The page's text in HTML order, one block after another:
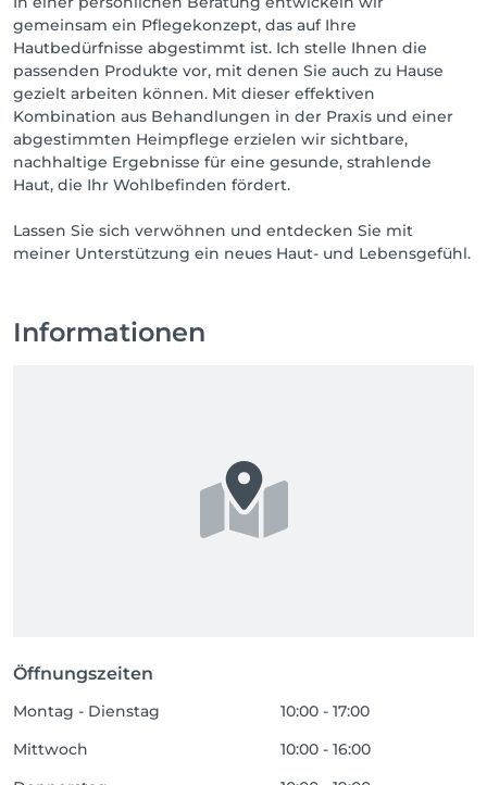
gemeinsam ein Pflegekonzept, das auf Ihre
Hautbedürfnisse abgestimmt ist. Ich stelle Ihnen die
passenden Produkte vor, mit denen Sie auch zu Hause
gezielt arbeiten können. Mit dieser effektiven
Kombination aus Behandlungen in der Praxis und einer
abgestimmten Heimpflege erzielen wir sichtbare,
nachhaltige Ergebnisse für eine gesunde, strahlende
Haut, die Ihr Wohlbefinden fördert.
Lassen Sie sich verwöhnen und entdecken Sie mit
meiner Unterstützung ein neues Haut- und Lebensgefühl.
Informationen
Öffnungszeiten
Montag - Dienstag
10:00 - 17:00
Mittwoch
10:00 - 16:00